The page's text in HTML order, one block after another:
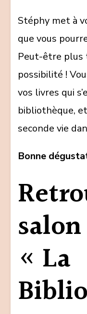
Stéphy met à
que vous
Peut-être plus
possibilité !
vos livres qui
bibliothèque,
seconde vie
Bonne
« La